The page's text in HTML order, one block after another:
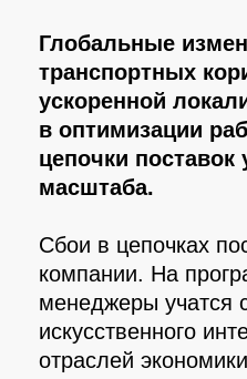
Глобальные
транспортных
ускоренной
в оптимизации
цепочки
масштаба.
Сбои в цепочках
компании. На
менеджеры учатся
искусственного
отраслей